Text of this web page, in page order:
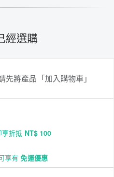
經選購
將產品「加入購物車」
折抵 NT$ 100
享有免運優惠